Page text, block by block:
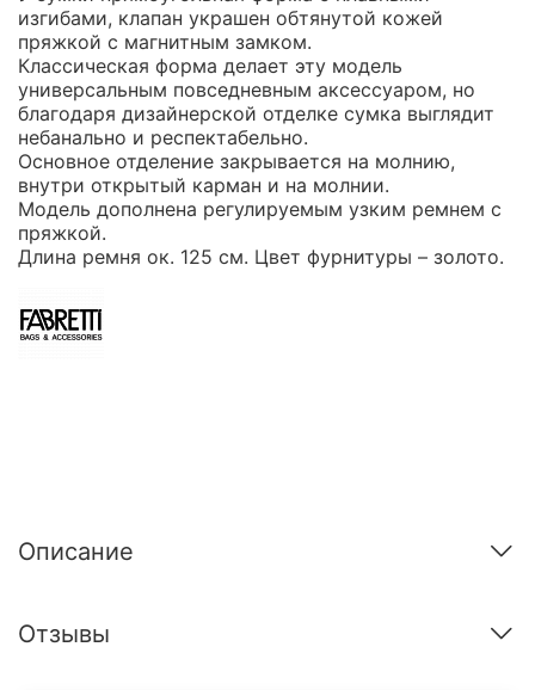
изгибами, клапан украшен обтянутой кожей
пряжкой с магнитным замком.
Классическая форма делает эту модель
универсальным повседневным аксессуаром, но
благодаря дизайнерской отделке сумка выглядит
небанально и респектабельно.
Основное отделение закрывается на молнию,
внутри открытый карман и на молнии.
Модель дополнена регулируемым узким ремнем с
пряжкой.
Длина ремня ок. 125 см. Цвет фурнитуры – золото.
Описание
Отзывы